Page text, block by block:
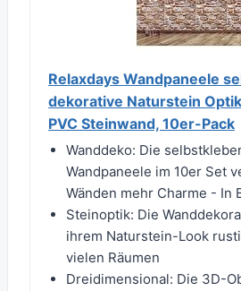
Relaxdays Wandpaneele
dekorative Naturstein
PVC Steinwand, 10er-Pack
Wanddeko: Die
Wandpaneele im 10er Set
Wänden mehr Charme - In
Steinoptik: Die
ihrem Naturstein-Look
vielen Räumen
Dreidimensional: Die 3D-